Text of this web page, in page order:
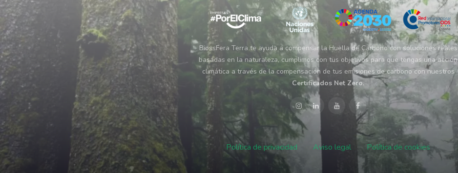
BiossFera Terra te ayuda a compensar la Huella de Carbono con soluciones reales
basadas en la naturaleza, cumplimos con tus objetivos para que tengas una acción
climática a través de la compensación de tus emisiones de carbono con nuestros
Certificados Net Zero.
Política de privacidad Aviso legal Política de cookies